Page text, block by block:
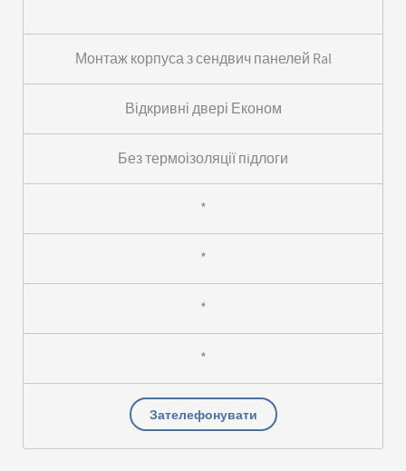
Монтаж корпуса з сендвич панелей Ral
Відкривні двері Економ
Без термоізоляції пiдлоги
*
*
*
*
Зателефонувати